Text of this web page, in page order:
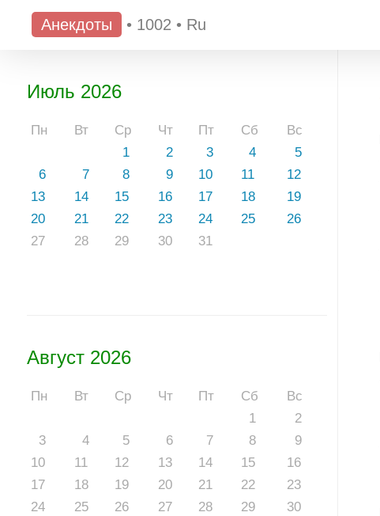
Анекдоты • 1002 • Ru
Июль 2026
Пн Вт Ср Чт Пт Сб
Вс
1
2 3 4
5
6
7 8 9 10 11
12
13
14 15 16 17 18
19
20
21 22 23 24 25
26
27
28 29 30 31
Август 2026
Пн Вт Ср Чт Пт Сб
Вс
1
2
3
4 5 6 7 8
9
10
11 12 13 14 15
16
17
18 19 20 21 22
23
24
25 26 27 28 29
30